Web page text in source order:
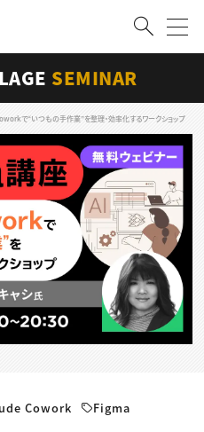
会員登録
SEMINAR
で“いつもの手作業”を整理・効率化するワークショップ
Cowork Figma